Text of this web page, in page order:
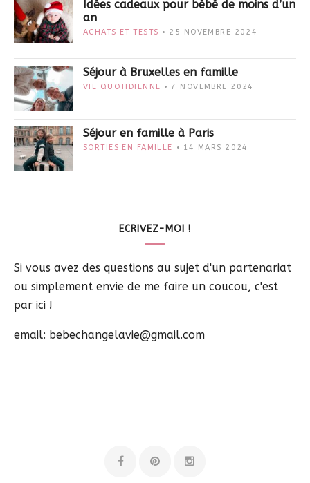
Idées cadeaux pour bébé de moins d’un
an
ACHATS ET TESTS 25 NOVEMBRE 2024
Séjour à Bruxelles en famille
VIE QUOTIDIENNE 7 NOVEMBRE 2024
Séjour en famille à Paris
SORTIES EN FAMILLE 14 MARS 2024
ECRIVEZ-MOI !
Si vous avez des questions au sujet d'un partenariat
ou simplement envie de me faire un coucou, c'est
par ici !
email: bebechangelavie@gmail.com